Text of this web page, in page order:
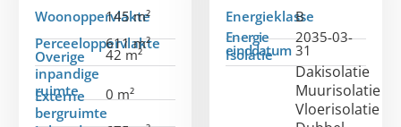
Woonoppervlakte
145 m²
Perceeloppervlakte
611 m²
Overige
inpandige
ruimte
42 m²
Externe
bergruimte
0 m²
Energieklasse
B
Energie
einddatum
2035-03-
31
Isolatie
Dakisolatie
Muurisolatie
Vloerisolatie